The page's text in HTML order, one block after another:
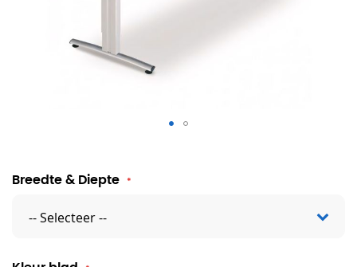
Verstelbaar Bureau Maroon
Breedte & Diepte